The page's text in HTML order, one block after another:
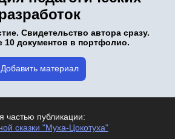
Свидетельство автора сразу.
10 документов в портфолио.
Добавить материал
частью публикации:
сказки "Муха-Цокотуха"